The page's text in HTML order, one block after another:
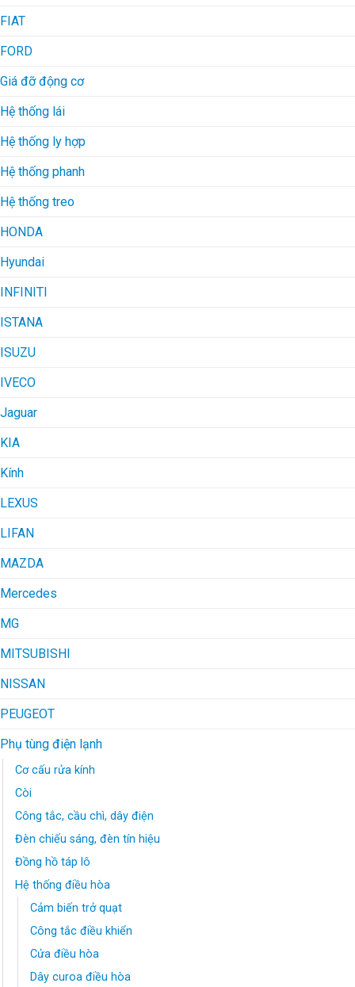
FIAT
FORD
Giá đỡ động cơ
Hệ thống lái
Hệ thống ly hợp
Hệ thống phanh
Hệ thống treo
HONDA
Hyundai
INFINITI
ISTANA
ISUZU
IVECO
Jaguar
KIA
Kính
LEXUS
LIFAN
MAZDA
Mercedes
MG
MITSUBISHI
NISSAN
PEUGEOT
Phụ tùng điện lạnh
Cơ cấu rửa kính
Còi
Công tắc, cầu chì, dây điện
Đèn chiếu sáng, đèn tín hiệu
Đồng hồ táp lô
Hệ thống điều hòa
Cảm biến trở quạt
Công tắc điều khiển
Cửa điều hòa
Dây curoa điều hòa